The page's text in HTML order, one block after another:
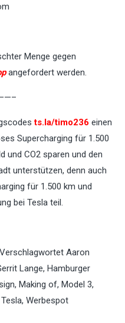
Menge gegen
angefordert werden.
ts.la/timo236 einen
Supercharging für 1.500
und CO2 sparen und den
unterstützen, denn auch
für 1.500 km und
bei Tesla teil.
Verschlagwortet Aaron
Lange, Hamburger
, Making of, Model 3,
Tesla, Werbespot